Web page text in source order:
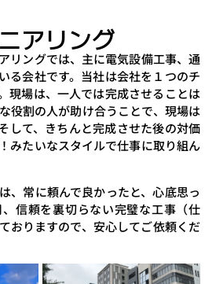
アリング
リングでは、主に電気設備工事、通
る会社です。当社は会社を１つのチ
現場は、一人では完成させることは
役割の人が助け合うことで、現場は
して、きちんと完成させた後の対価
みたいなスタイルで仕事に取り組ん
、常に頼んで良かったと、心底思っ
信頼を裏切らない完璧な工事（仕
おりますので、安心してご依頼くだ